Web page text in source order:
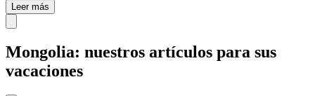
Leer más
Mongolia: nuestros artículos para sus
vacaciones